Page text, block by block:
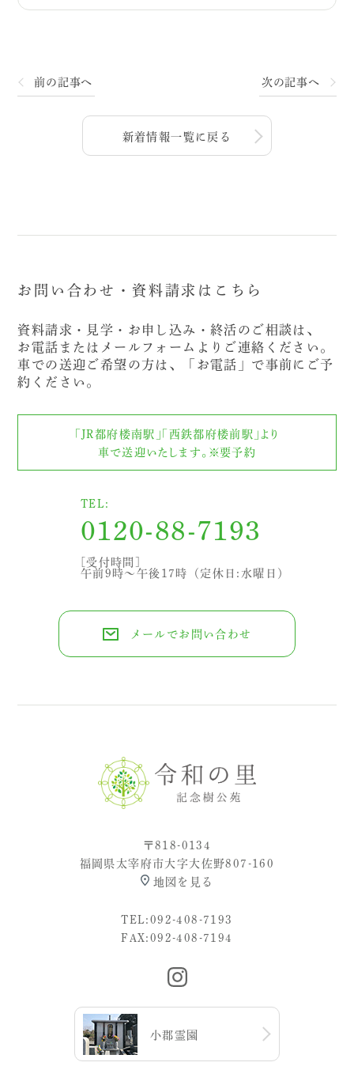
前の記事へ 次の記事へ
新着情報一覧に戻る
お問い合わせ・資料請求はこちら
資料請求・見学・お申し込み・終活のご相談は、
お電話またはメールフォームよりご連絡ください。
車での送迎ご希望の方は、「お電話」で事前にご予
約ください。
「JR都府楼南駅」「西鉄都府楼前駅」より
車で送迎いたします。※要予約
TEL:
0120-88-7193
[受付時間]
午前9時～午後17時（定休日:水曜日）
メールでお問い合わせ
〒818-0134
福岡県太宰府市大字大佐野807-160
地図を見る
TEL: 092-408-7193
FAX:092-408-7194
小郡霊園